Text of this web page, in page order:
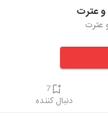
و عترت
عترت
7
دنبال کننده